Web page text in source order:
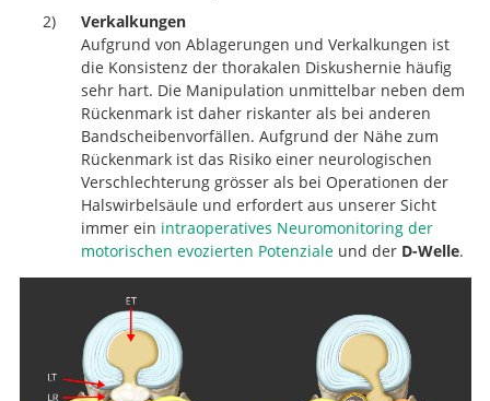
Verkalkungen
Aufgrund von Ablagerungen und Verkalkungen ist
die Konsistenz der thorakalen Diskushernie häufig
sehr hart. Die Manipulation unmittelbar neben dem
Rückenmark ist daher riskanter als bei anderen
Bandscheibenvorfällen. Aufgrund der Nähe zum
Rückenmark ist das Risiko einer neurologischen
Verschlechterung grösser als bei Operationen der
Halswirbelsäule und erfordert aus unserer Sicht
immer ein intraoperatives Neuromonitoring der
motorischen evozierten Potenzialeund der D-Welle.